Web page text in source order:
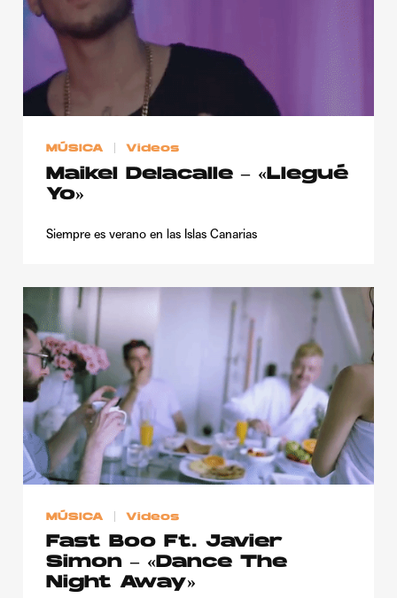
MÚSICA Videos
Maikel Delacalle – «Llegué
Yo»
Siempre es verano en las Islas Canarias
MÚSICA Videos
Fast Boo Ft. Javier
Simon – «Dance The
Night Away»